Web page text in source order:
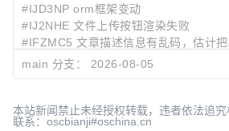
#IJD3NP orm框架变动
#IJ2NHE 文件上传按钮渲染失败
#IFZMC5 文章描述信息有乱码，估计
#IED8ND queryParser二级分组官方文
084d9078 v12.3.1
d4526e89
v12.3.0
main 分支： 2026-08-05
本站新闻禁止未经授权转载，违者依法追
联系：oscbianji#oschina.cn